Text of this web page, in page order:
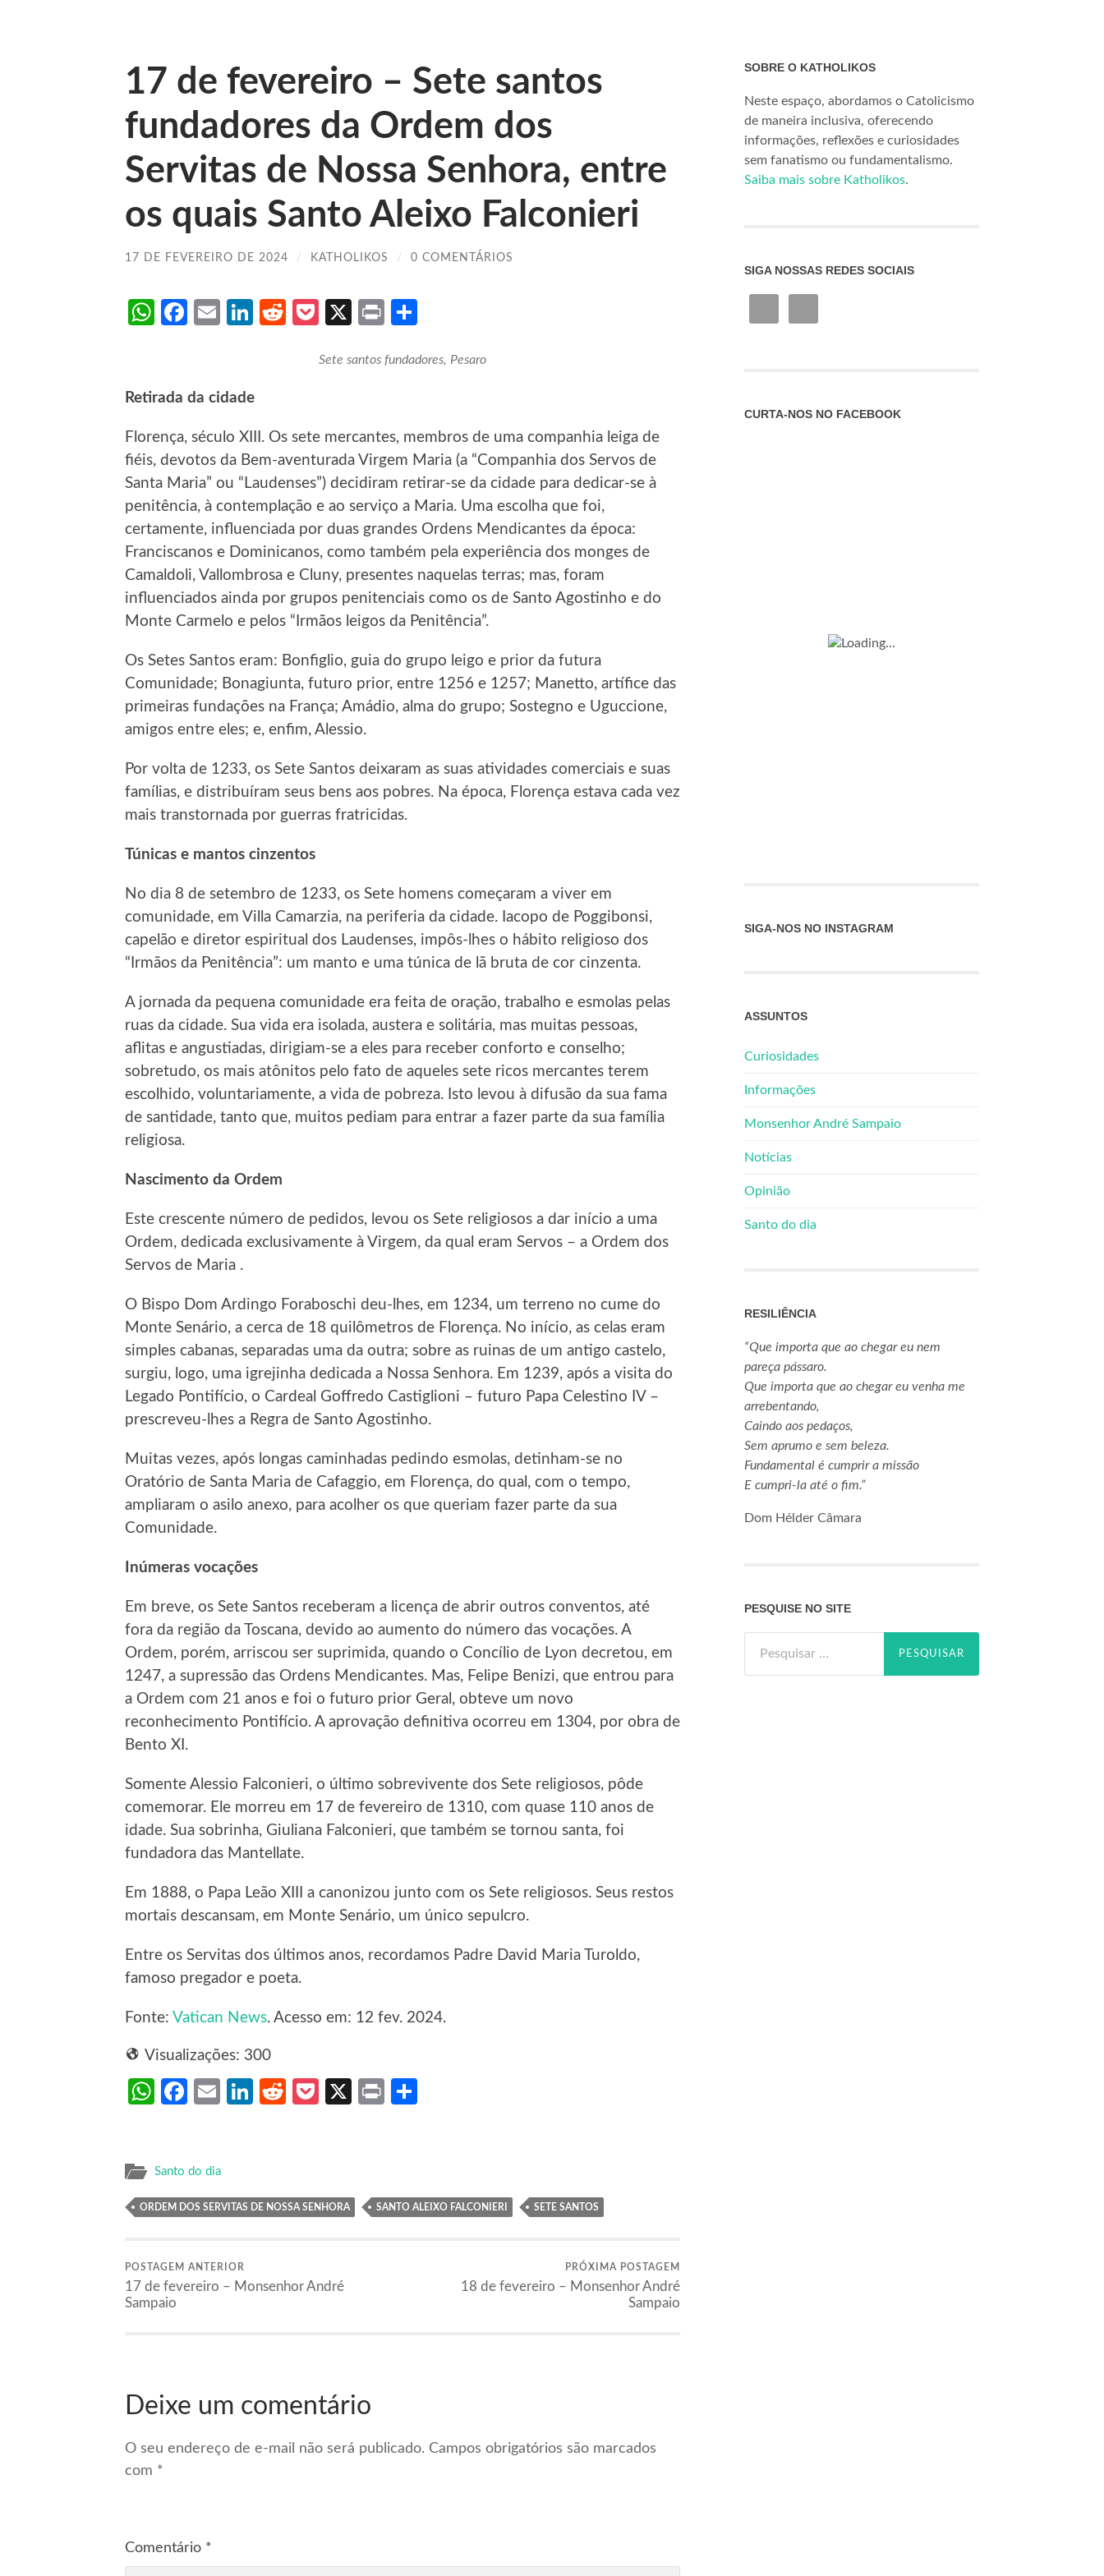
17 de fevereiro – Sete santos
fundadores da Ordem dos
Servitas de Nossa Senhora, entre
os quais Santo Aleixo Falconieri
17 DE FEVEREIRO DE 2024 / KATHOLIKOS / 0 COMENTÁRIOS
WhatsApp
Facebook
EmailLinkedIn
RedditPocket
X Print
Sete santos fundadores, Pesaro
Retirada da cidade
Florença, século XIII. Os sete mercantes, membros de uma companhia leiga de
fiéis, devotos da Bem-aventurada Virgem Maria (a “Companhia dos Servos de
Santa Maria” ou “Laudenses”) decidiram retirar-se da cidade para dedicar-se à
penitência, à contemplação e ao serviço a Maria. Uma escolha que foi,
certamente, influenciada por duas grandes Ordens Mendicantes da época:
Franciscanos e Dominicanos, como também pela experiência dos monges de
Camaldoli, Vallombrosa e Cluny, presentes naquelas terras; mas, foram
influenciados ainda por grupos penitenciais como os de Santo Agostinho e do
Monte Carmelo e pelos “Irmãos leigos da Penitência”.
Os Setes Santos eram: Bonfiglio, guia do grupo leigo e prior da futura
Comunidade; Bonagiunta, futuro prior, entre 1256 e 1257; Manetto, artífice das
primeiras fundações na França; Amádio, alma do grupo; Sostegno e Uguccione,
amigos entre eles; e, enfim, Alessio.
Por volta de 1233, os Sete Santos deixaram as suas atividades comerciais e suas
famílias, e distribuíram seus bens aos pobres. Na época, Florença estava cada vez
mais transtornada por guerras fratricidas.
Túnicas e mantos cinzentos
No dia 8 de setembro de 1233, os Sete homens começaram a viver em
comunidade, em Villa Camarzia, na periferia da cidade. Iacopo de Poggibonsi,
capelão e diretor espiritual dos Laudenses, impôs-lhes o hábito religioso dos
“Irmãos da Penitência”: um manto e uma túnica de lã bruta de cor cinzenta.
A jornada da pequena comunidade era feita de oração, trabalho e esmolas pelas
ruas da cidade. Sua vida era isolada, austera e solitária, mas muitas pessoas,
aflitas e angustiadas, dirigiam-se a eles para receber conforto e conselho;
sobretudo, os mais atônitos pelo fato de aqueles sete ricos mercantes terem
escolhido, voluntariamente, a vida de pobreza. Isto levou à difusão da sua fama
de santidade, tanto que, muitos pediam para entrar a fazer parte da sua família
religiosa.
Nascimento da Ordem
Este crescente número de pedidos, levou os Sete religiosos a dar início a uma
Ordem, dedicada exclusivamente à Virgem, da qual eram Servos – a Ordem dos
Servos de Maria .
O Bispo Dom Ardingo Foraboschi deu-lhes, em 1234, um terreno no cume do
Monte Senário, a cerca de 18 quilômetros de Florença. No início, as celas eram
simples cabanas, separadas uma da outra; sobre as ruinas de um antigo castelo,
surgiu, logo, uma igrejinha dedicada a Nossa Senhora. Em 1239, após a visita do
Legado Pontifício, o Cardeal Goffredo Castiglioni – futuro Papa Celestino IV –
prescreveu-lhes a Regra de Santo Agostinho.
Muitas vezes, após longas caminhadas pedindo esmolas, detinham-se no
Oratório de Santa Maria de Cafaggio, em Florença, do qual, com o tempo,
ampliaram o asilo anexo, para acolher os que queriam fazer parte da sua
Comunidade.
Inúmeras vocações
Em breve, os Sete Santos receberam a licença de abrir outros conventos, até
fora da região da Toscana, devido ao aumento do número das vocações. A
Ordem, porém, arriscou ser suprimida, quando o Concílio de Lyon decretou, em
1247, a supressão das Ordens Mendicantes. Mas, Felipe Benizi, que entrou para
a Ordem com 21 anos e foi o futuro prior Geral, obteve um novo
reconhecimento Pontifício. A aprovação definitiva ocorreu em 1304, por obra de
Bento XI.
Somente Alessio Falconieri, o último sobrevivente dos Sete religiosos, pôde
comemorar. Ele morreu em 17 de fevereiro de 1310, com quase 110 anos de
idade. Sua sobrinha, Giuliana Falconieri, que também se tornou santa, foi
fundadora das Mantellate.
Em 1888, o Papa Leão XIII a canonizou junto com os Sete religiosos. Seus restos
mortais descansam, em Monte Senário, um único sepulcro.
Entre os Servitas dos últimos anos, recordamos Padre David Maria Turoldo,
famoso pregador e poeta.
Fonte: Vatican News. Acesso em: 12 fev. 2024.
Visualizações: 300
WhatsApp
Facebook
EmailLinkedIn
RedditPocket
X Print
Santo do dia
ORDEM DOS SERVITAS DE NOSSA SENHORA SANTO ALEIXO FALCONIERI SETE SANTOS
POSTAGEM ANTERIOR
17 de fevereiro – Monsenhor André
Sampaio
PRÓXIMA POSTAGEM
18 de fevereiro – Monsenhor André
Sampaio
Deixe um comentário
O seu endereço de e-mail não será publicado. Campos obrigatórios são marcados
com *
Comentário *
SOBRE O KATHOLIKOS
Neste espaço, abordamos o Catolicismo
de maneira inclusiva, oferecendo
informações, reflexões e curiosidades
sem fanatismo ou fundamentalismo.
Saiba mais sobre Katholikos.
SIGA NOSSAS REDES SOCIAIS
CURTA-NOS NO FACEBOOK
SIGA-NOS NO INSTAGRAM
ASSUNTOS
Curiosidades
Informações
Monsenhor André Sampaio
Notícias
Opinião
Santo do dia
RESILIÊNCIA
“Que importa que ao chegar eu nem
pareça pássaro.
Que importa que ao chegar eu venha me
arrebentando,
Caindo aos pedaços,
Sem aprumo e sem beleza.
Fundamental é cumprir a missão
E cumpri-la até o fim.”
Dom Hélder Câmara
PESQUISE NO SITE
por: